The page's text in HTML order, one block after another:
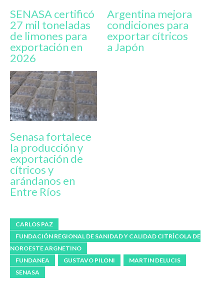
SENASA certificó
27 mil toneladas
de limones para
exportación en
2026
Argentina mejora
condiciones para
exportar cítricos
a Japón
Senasa fortalece
la producción y
exportación de
cítricos y
arándanos en
Entre Ríos
CARLOS PAZ
FUNDACIÓN REGIONAL DE SANIDAD Y CALIDAD CITRÍCOLA DE
NOROESTE ARGNETINO
FUNDANEA
GUSTAVO PILONI
MARTIN DELUCIS
SENASA